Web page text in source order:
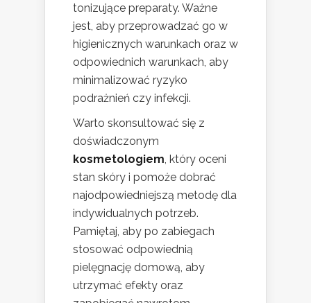
tonizujące preparaty. Ważne
jest, aby przeprowadzać go w
higienicznych warunkach oraz w
odpowiednich warunkach, aby
minimalizować ryzyko
podrażnień czy infekcji.
Warto skonsultować się z
doświadczonym
kosmetologiem, który oceni
stan skóry i pomoże dobrać
najodpowiedniejszą metodę dla
indywidualnych potrzeb.
Pamiętaj, aby po zabiegach
stosować odpowiednią
pielęgnację domową, aby
utrzymać efekty oraz